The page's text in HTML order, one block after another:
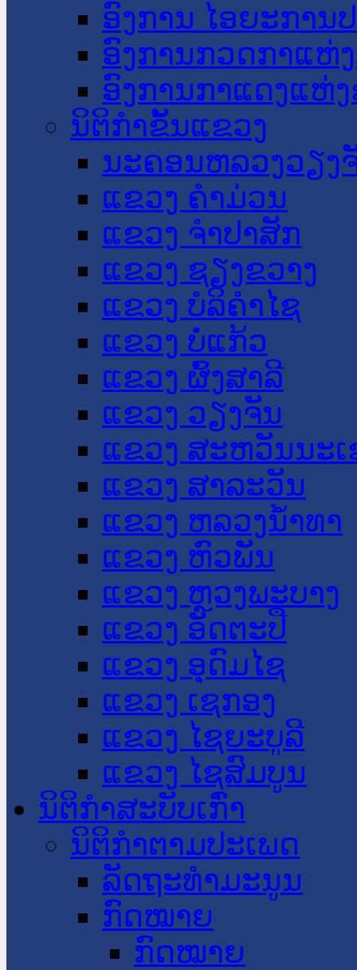
ອົງການ ໄອຍະການ
ອົງການກວດກາແຫ່
ອົງການກາແດງແຫ່
ນິຕິກໍາຂັ້ນແຂວງ
ນະ​ຄອນ​ຫລວງວຽງ
ແຂວງ ຄໍາມ່ວນ
ແຂວງ ຈໍາປາສັກ
ແຂວງ ຊຽງຂວາງ
ແຂວງ ບໍລິຄໍາໄຊ
ແຂວງ ບໍ່ແກ້ວ
ແຂວງ ຜົ້ງສາລີ
ແຂວງ ວຽງຈັນ
ແຂວງ ສະຫວັນນະ
ແຂວງ ສາລະວັນ
ແຂວງ ຫລວງນໍ້າທາ
ແຂວງ ຫົວພັນ
ແຂວງ ຫຼວງພະບາງ
ແຂວງ ອັດຕະປື
ແຂວງ ອຸດົມໄຊ
ແຂວງ ເຊກອງ
ແຂວງ ໄຊຍະບູລີ
ແຂວງ ໄຊສົມບູນ
ນິຕິກໍາສະບັບເກົ່າ
ນິຕິກຳຕາມປະເພດ
ລັດຖະທໍາມະນູນ
ກົດໝາຍ
ກົດໝາຍ